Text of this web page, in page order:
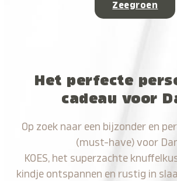
Zeegroen
Het perfecte
cadeau voor
Op zoek naar een bijzonder en
(must-have) voor
KOES, het superzachte
kindje ontspannen en rustig in